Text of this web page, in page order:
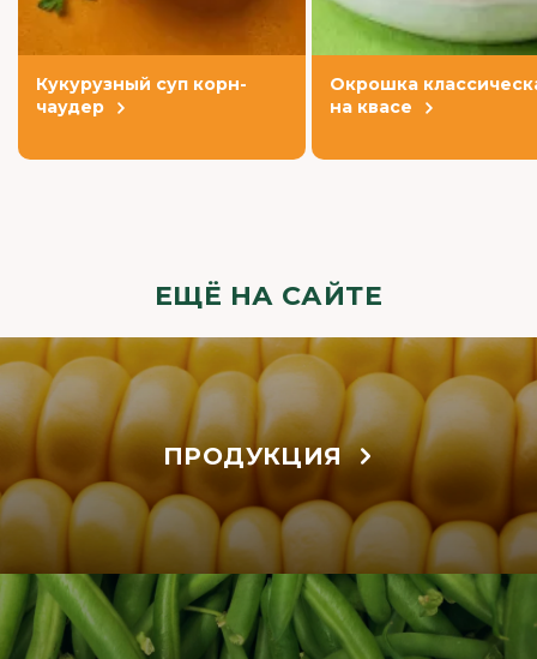
Кукурузный суп корн-
чаудер
Окрошка
на квасе
ЕЩЁ НА САЙТЕ
ПРОДУКЦИЯ